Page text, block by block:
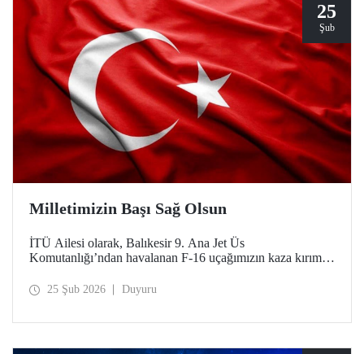
25
Şub
Milletimizin Başı Sağ Olsun
İTÜ Ailesi olarak, Balıkesir 9. Ana Jet Üs
Komutanlığı’ndan havalanan F-16 uçağımızın kaza kırıma
Bnb. İbrahim Bolat’a Allah'tan rahmet, ailesine ve
25 Şub 2026 Duyuru